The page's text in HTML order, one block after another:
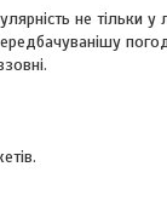
не тільки у